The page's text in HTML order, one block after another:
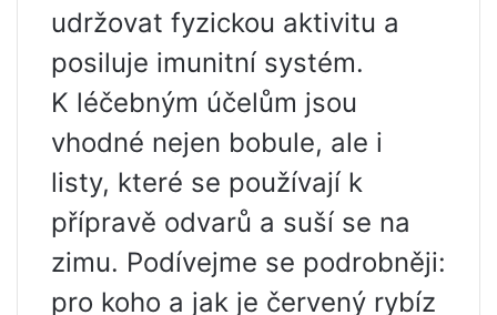
udržovat fyzickou aktivitu a
posiluje imunitní systém.
K léčebným účelům jsou
vhodné nejen bobule, ale i
listy, které se používají k
přípravě odvarů a suší se na
zimu. Podívejme se podrobněji:
pro koho a jak je červený rybíz